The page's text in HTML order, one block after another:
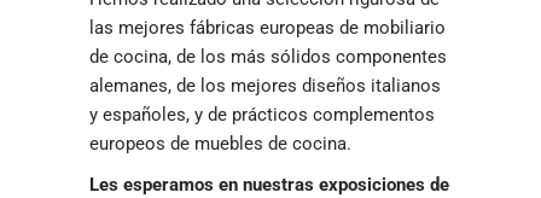
las mejores fábricas europeas de mobiliario
de cocina, de los más sólidos componentes
alemanes, de los mejores diseños italianos
y españoles, y de prácticos complementos
europeos de muebles de cocina.
Les esperamos en nuestras exposiciones de